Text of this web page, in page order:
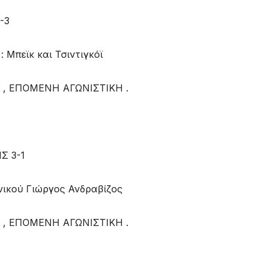
3
και Τσιντιγκόϊ
ΕΠΟΜΕΝΗ ΑΓΩΝΙΣΤΙΚΗ .
3-1
Γιώργος Ανδραβίζος
ΕΠΟΜΕΝΗ ΑΓΩΝΙΣΤΙΚΗ .